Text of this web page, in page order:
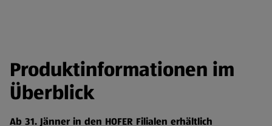
Produktinformationen im
Überblick
Ab 31. Jänner in den HOFER Filialen erhältlich